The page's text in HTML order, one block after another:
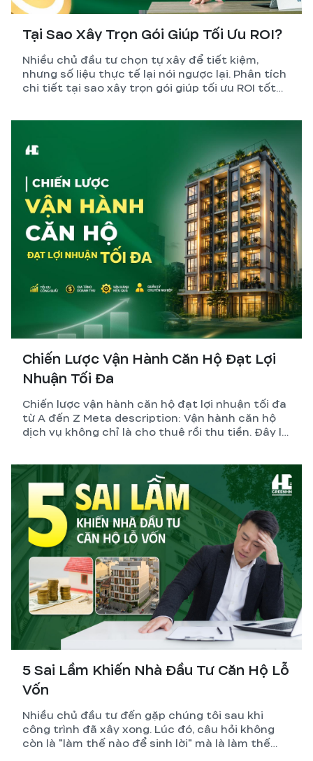
Tại Sao Xây Trọn Gói Giúp Tối Ưu ROI?
Nhiều chủ đầu tư chọn tự xây để tiết kiệm,
nhưng số liệu thực tế lại nói ngược lại. Phân tích
chi tiết tại sao xây trọn gói giúp tối ưu ROI tốt
Chiến Lược Vận Hành Căn Hộ Đạt Lợi
Nhuận Tối Đa
Chiến lược vận hành căn hộ đạt lợi nhuận tối đa
từ A đến Z Meta description: Vận hành căn hộ
dịch vụ không chỉ là cho thuê rồi thu tiền. Đây là
giúp chủ đầu tư đạt lợi nhuận bền vững.
5 Sai Lầm Khiến Nhà Đầu Tư Căn Hộ Lỗ
Vốn
Nhiều chủ đầu tư đến gặp chúng tôi sau khi
công trình đã xây xong. Lúc đó, câu hỏi không
còn là "làm thế nào để sinh lời" mà là làm thế